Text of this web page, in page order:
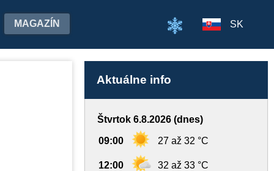
MAGAZÍN SK
Aktuálne info
Štvrtok 6.8.2026 (dnes)
09:00 27 až 32 °C
12:00 32 až 33 °C